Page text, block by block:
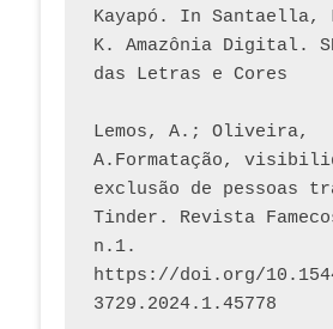
Kayapó. In Santaella,
K. Amazônia Digital.
das Letras e Cores
Lemos, A.; Oliveira,
A.Formatação,
exclusão de pessoas
Tinder. Revista
n.1.
https://doi.org/
3729.2024.1.45778